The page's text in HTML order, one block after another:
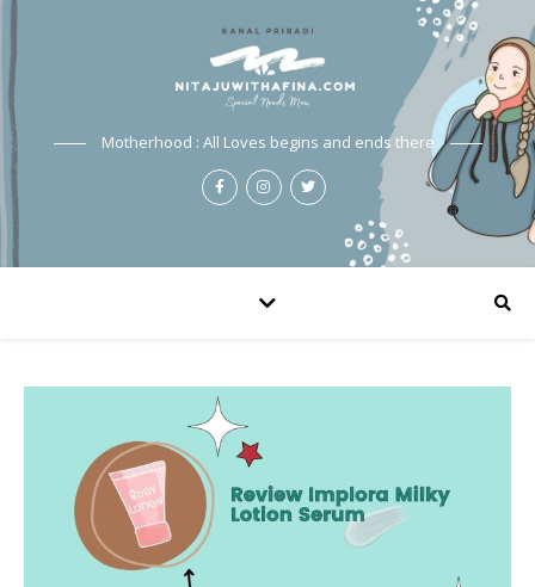
Motherhood : All Loves begins and ends there